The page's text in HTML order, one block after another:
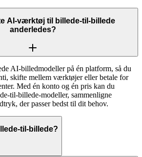
AI-værktøj til billede-til-billede
anderledes?
AI-billedmodeller på én platform, så du
skifte mellem værktøjer eller betale for
Med én konto og én pris kan du
til-billede-modeller, sammenligne
der passer bedst til dit behov.
til-billede?